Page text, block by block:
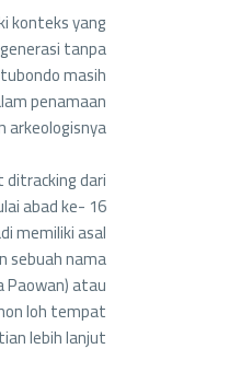
konteks yang
tanpa
masih
penamaan
dari
abad ke- 16
memiliki asal
sebuah nama
Paowan) atau
loh tempat
lebih lanjut.